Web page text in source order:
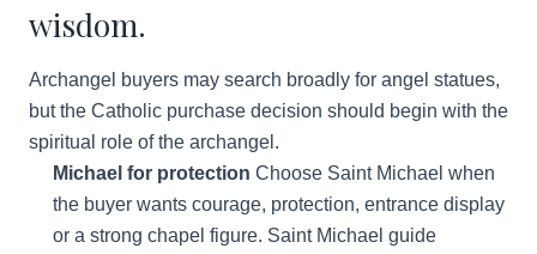
wisdom.
Archangel buyers may search broadly for angel statues,
but the Catholic purchase decision should begin with the
spiritual role of the archangel.
Michael for protection Choose Saint Michael when
the buyer wants courage, protection, entrance display
or a strong chapel figure. Saint Michael guide